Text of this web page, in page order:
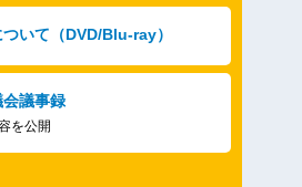
いて（DVD/Blu-ray）
議事録
を公開